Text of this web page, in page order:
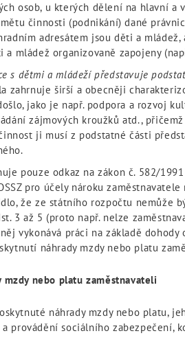
osob, u kterých dělení na hlavní a
činnosti (podnikání) dané
adresátem jsou děti a
mládež organizovaně zapojeny
s dětmi a mládeží představuje
zahrnuje širší a obecněji
jako je např. podpora a rozvoj
zájmových kroužků atd.,
ji musí z podstatné části
pouze odkaz na zákon č. 582/
pro účely nároku
že ze státního rozpočtu nemůže
3 až 5 (proto např. nelze
vykonává práci na základě
náhrady mzdy nebo platu
mzdy nebo platu zaměstnavateli
náhrady mzdy nebo platu,
provádění sociálního zabezpečení,